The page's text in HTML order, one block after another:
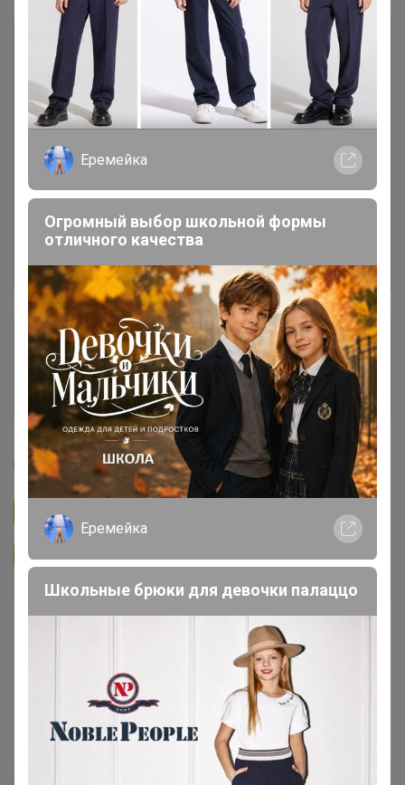
Сбор заказов в данной закупке
завершен
Перейти к текущей закупке
Селена
Подписаться на закупку
Подписаться на организатора
В архиве
Пристрой 23 лота
Еремейка
Огромный выбор школьной формы
отличного качества
Еремейка
Школьные брюки для девочки палаццо